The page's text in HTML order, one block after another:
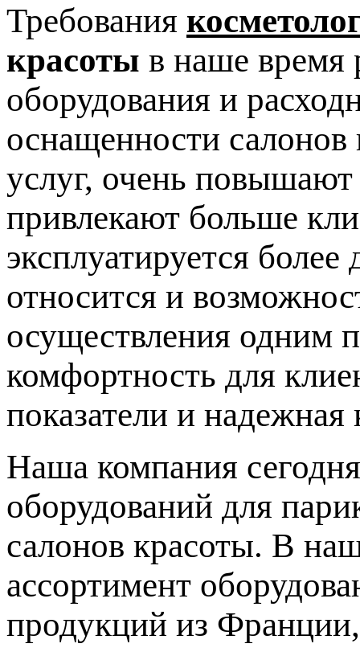
Требования
красоты в наше время
оборудования и
оснащенности салонов
услуг, очень
привлекают больше
эксплуатируется
относится и
осуществления одним
комфортность для
показатели и надежная
Наша компания
оборудований для
салонов красоты. В
ассортимент
продукций из